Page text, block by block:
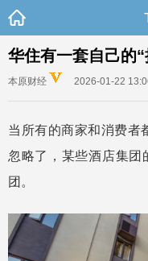
华住有一套自己的“
本原财经 2026-01-22
当所有的商家和消费者
忽略了，某些酒店集团
团。